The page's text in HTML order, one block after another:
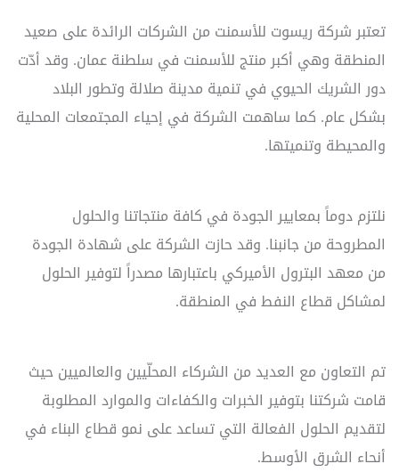
تعتبر شركة ريسوت للأسمنت من الشركات الرائدة على صعيد
المنطقة وهي أكبر منتج للأسمنت في سلطنة عمان. وقد أدّت
دور الشريك الحيوي في تنمية مدينة صلالة وتطور البلاد
بشكل عام. كما ساهمت الشركة في إحياء المجتمعات المحلية
والمحيطة وتنميتها.
نلتزم دوماً بمعايير الجودة في كافة منتجاتنا والحلول
المطروحة من جانبنا. وقد حازت الشركة على شهادة الجودة
من معهد البترول الأميركي باعتبارها مصدراً لتوفير الحلول
لمشاكل قطاع النفط في المنطقة.
تم التعاون مع العديد من الشركاء المحلّيين والعالميين حيث
قامت شركتنا بتوفير الخبرات والكفاءات والموارد المطلوبة
لتقديم الحلول الفعالة التي تساعد على نمو قطاع البناء في
أنحاء الشرق الأوسط.